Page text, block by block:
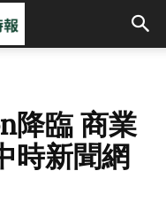
降臨 商業
時新聞網